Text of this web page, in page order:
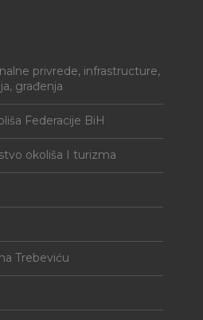
privrede, infrastructure,
građenja
Federacije BiH
okoliša I turizma
Trebeviću